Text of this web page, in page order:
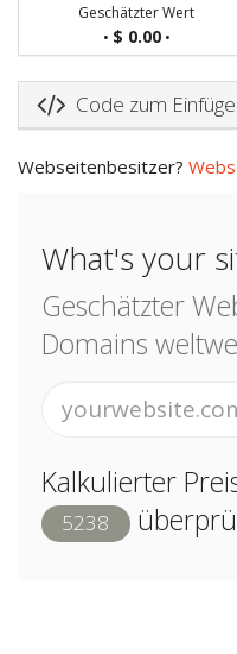
Geschätzter Wert
• $ 0.00•
Code zum
Webseitenbesitzer?
What's your
Geschätzter
Domains
Kalkulierter
5238